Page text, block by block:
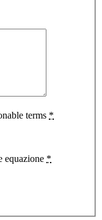
terms *
equazione *